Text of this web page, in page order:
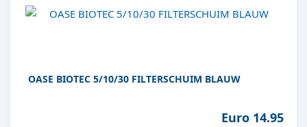
OASE BIOTEC 5/10/30 FILTERSCHUIM BLAUW
Euro 14.95